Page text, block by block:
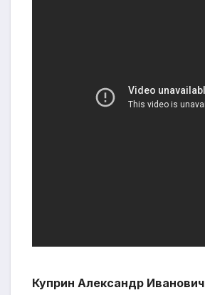
Куприн Александр Иванович